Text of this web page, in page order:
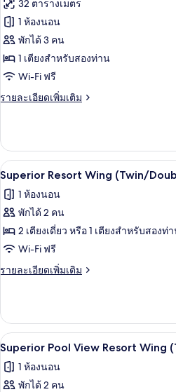
ส่วน
พี
เรีย,
เห็น
วิว
ทะเล
บาง
ส่วน
ทั้งหมด
ของ
Deluxe
Sea
Front
32 ตารางเมตร
1 ห้องนอน
พักได้ 3 คน
1 เตียงสำหรับสองท่าน
Wi-Fi ฟรี
รายละเอียดเพิ่มเติม
ราย
เกี่ยว
กับ
Deluxe
Sea
Front
เปิด
ภาพถ่าย
ทั้งหมด
ของ
Superior
Resort
มินิ
13
Superior Resort Wing (Twin/
1 ห้องนอน
พักได้ 2 คน
2 เตียงเดี่ยว หรือ 1 เตียงสำหรับสองท่
Wi-Fi ฟรี
รายละเอียดเพิ่มเติม
ราย
เกี่ยว
กับ
Superior
Resort
Wing
(Twin/Double)
เปิด
ภาพถ่าย
ทั้งหมด
มินิ
13
Superior Pool View Resort Wing
1 ห้องนอน
พักได้ 2 คน